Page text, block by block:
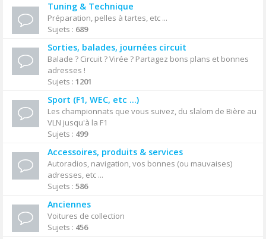
Tuning & Technique
Préparation, pelles à tartes, etc ...
Sujets : 689
Sorties, balades, journées circuit
Balade ? Circuit ? Virée ? Partagez bons plans et bonnes
adresses !
Sujets : 1201
Sport (F1, WEC, etc ...)
Les championnats que vous suivez, du slalom de Bière au
VLN jusqu'à la F1
Sujets : 499
Accessoires, produits & services
Autoradios, navigation, vos bonnes (ou mauvaises)
adresses, etc ...
Sujets : 586
Anciennes
Voitures de collection
Sujets : 456